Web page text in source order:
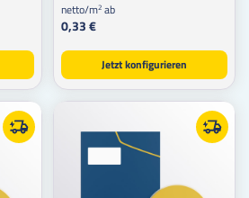
netto/m2 ab
0,33 €
Jetzt konfigurieren